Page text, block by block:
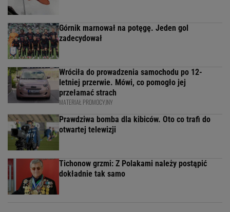
Górnik marnował na potęgę. Jeden gol
zadecydował
Wróciła do prowadzenia samochodu po 12-
letniej przerwie. Mówi, co pomogło jej
przełamać strach
MATERIAŁ PROMOCYJNY
Prawdziwa bomba dla kibiców. Oto co trafi do
otwartej telewizji
Tichonow grzmi: Z Polakami należy postąpić
dokładnie tak samo